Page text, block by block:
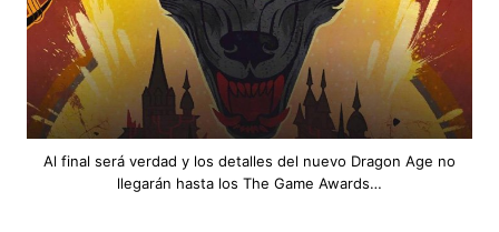
Al final será verdad y los detalles del nuevo Dragon Age no
llegarán hasta los The Game Awards…